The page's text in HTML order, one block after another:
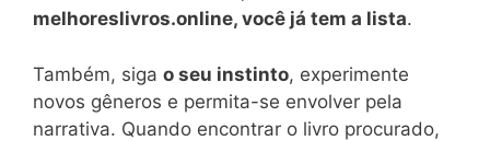
melhoreslivros.online, você já tem a lista.
Também, siga o seu instinto, experimente
novos gêneros e permita-se envolver pela
narrativa. Quando encontrar o livro procurado,